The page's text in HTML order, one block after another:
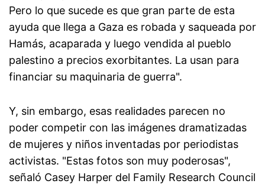
Pero lo que sucede es que gran parte de esta
ayuda que llega a Gaza es robada y saqueada por
Hamás, acaparada y luego vendida al pueblo
palestino a precios exorbitantes. La usan para
financiar su maquinaria de guerra".
Y, sin embargo, esas realidades parecen no
poder competir con las imágenes dramatizadas
de mujeres y niños inventadas por periodistas
activistas. "Estas fotos son muy poderosas",
señaló Casey Harper del Family Research Council